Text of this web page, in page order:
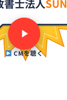
CMを聴く